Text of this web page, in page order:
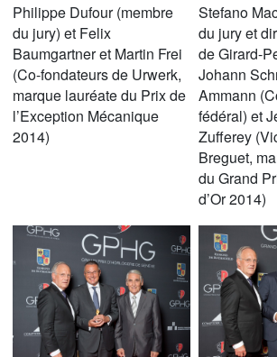
Philippe Dufour (membre
du jury) et Felix
Baumgartner et Martin Frei
(Co-fondateurs de Urwerk,
marque lauréate du Prix de
l’Exception Mécanique
2014)
Stefano
du jury et
de Girard-
Johann
Ammann
fédéral) et
Zufferey
Breguet,
du Grand
d’Or 2014)